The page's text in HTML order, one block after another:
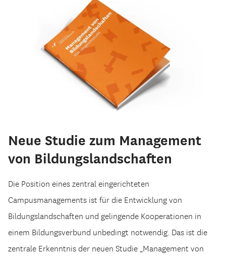
Neue Studie zum Management
von Bildungslandschaften
Die Position eines zentral eingerichteten
Campusmanagements ist für die Entwicklung von
Bildungslandschaften und gelingende Kooperationen in
einem Bildungsverbund unbedingt notwendig. Das ist die
zentrale Erkenntnis der neuen Studie „Management von